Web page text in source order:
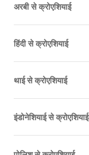
अरबी से क्रोएशियाई
हिंदी से क्रोएशियाई
थाई से क्रोएशियाई
इंडोनेशियाई से क्रोएशियाई